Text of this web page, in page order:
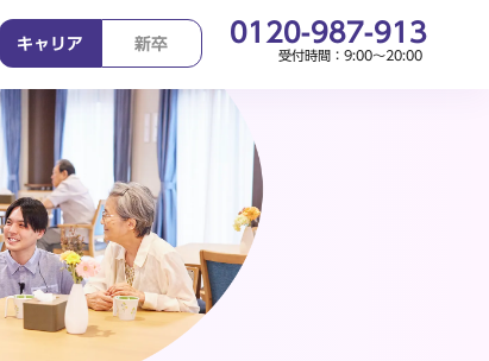
キャリア 新卒 0120-987-913
受付時間：9:00～20:00